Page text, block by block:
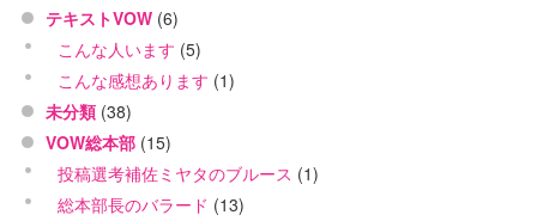
テキストVOW (6)
こんな人います (5)
こんな感想あります (1)
未分類 (38)
VOW総本部 (15)
投稿選考補佐ミヤタのブルース (1)
総本部長のバラード (13)